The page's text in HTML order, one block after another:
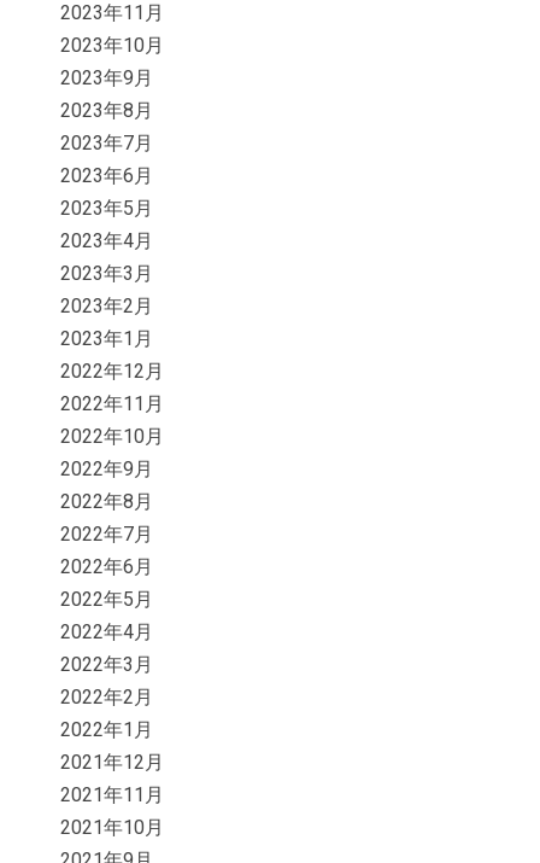
2023年11月
2023年10月
2023年9月
2023年8月
2023年7月
2023年6月
2023年5月
2023年4月
2023年3月
2023年2月
2023年1月
2022年12月
2022年11月
2022年10月
2022年9月
2022年8月
2022年7月
2022年6月
2022年5月
2022年4月
2022年3月
2022年2月
2022年1月
2021年12月
2021年11月
2021年10月